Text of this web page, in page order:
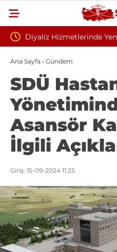
Dönem: Yönetmelik Sivilce
Ana Sayfa › Gündem
SDÜ
Asansör
İlgili
Giriş: 15-09-2024 11:25